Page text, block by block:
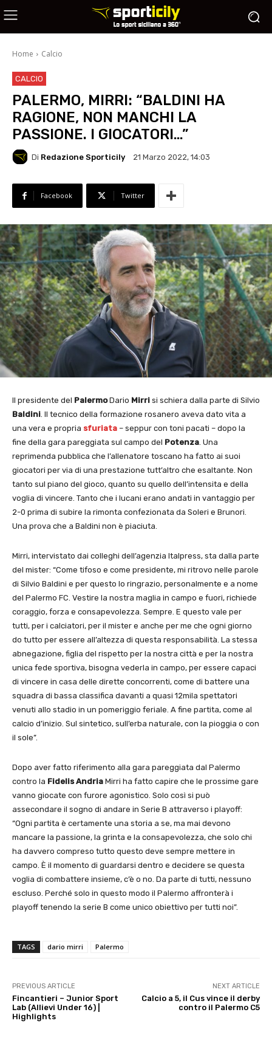
Home Calcio
CALCIO
PALERMO, MIRRI: “BALDINI HA
RAGIONE, NON MANCHI LA
PASSIONE. I GIOCATORI…”
Di Redazione Sporticily 21 Marzo 2022, 14:03
Facebook Twitter
Il presidente del PalermoDario Mirri si schiera dalla parte di Silvio
Baldini. Il tecnico della formazione rosanero aveva dato vita a
una vera e propria sfuriata – seppur con toni pacati – dopo la
fine della gara pareggiata sul campo del Potenza. Una
reprimenda pubblica che l’allenatore toscano ha fatto ai suoi
giocatori per via di una prestazione tutt’altro che esaltante. Non
tanto sul piano del gioco, quanto su quello dell’intensita e della
voglia di vincere. Tanto che i lucani erano andati in vantaggio per
2-0 prima di subire la rimonta confezionata da Soleri e Brunori.
Una prova che a Baldini non è piaciuta.
Mirri, intervistato dai colleghi dell’agenzia Italpress, sta dalla parte
del mister: “Come tifoso e come presidente, mi ritrovo nelle parole
di Silvio Baldini e per questo lo ringrazio, personalmente e a nome
del Palermo FC. Vestire la nostra maglia in campo e fuori, richiede
coraggio, forza e consapevolezza. Sempre. E questo vale per
tutti, per i calciatori, per il mister e anche per me che ogni giorno
do tutto per essere all’altezza di questa responsabilità. La stessa
abnegazione, figlia del rispetto per la nostra città e per la nostra
unica fede sportiva, bisogna vederla in campo, per essere capaci
di vincere in casa delle dirette concorrenti, come di battere una
squadra di bassa classifica davanti a quasi 12mila spettatori
venuti allo stadio in un pomeriggio feriale. A fine partita, come al
calcio d’inizio. Sul sintetico, sull’erba naturale, con la pioggia o con
il sole”.
Dopo aver fatto riferimento alla gara pareggiata dal Palermo
contro la Fidelis Andria Mirri ha fatto capire che le prossime gare
vanno giocate con furore agonistico. Solo così si può
assecondare il sogno di andare in Serie B attraverso i playoff:
“Ogni partita è certamente una storia a se, ma mai devono
mancare la passione, la grinta e la consapevolezza, che solo chi
ha davvero compreso tutto questo deve sempre mettere in
campo. È il momento di guardarsi dentro e decidere se questa
voglia di combattere insieme, c’è o no. Da parte di tutti, nessuno
escluso. Perché solo in questo modo il Palermo affronterà i
playoff tenendo la serie B come unico obiettivo per tutti noi”.
TAGS dario mirri Palermo
PREVIOUS ARTICLE
Fincantieri – Junior Sport
Lab (Allievi Under 16) |
Highlights
NEXT ARTICLE
Calcio a 5, il Cus vince il derby
contro il Palermo C5